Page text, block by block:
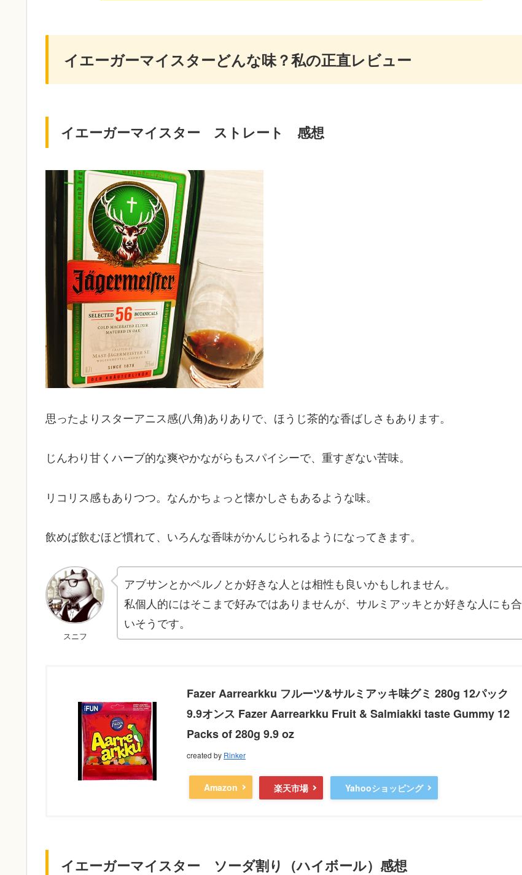
イエーガーマイスターどんな味？私の正直レビュー
イエーガーマイスター ストレート 感想
思ったよりスターアニス感(八角)ありありで、ほうじ茶的な香ばしさもあります。
じんわり甘くハーブ的な爽やかながらもスパイシーで、重すぎない苦味。
リコリス感もありつつ。なんかちょっと懐かしさもあるような味。
飲めば飲むほど慣れて、いろんな香味がかんじられるようになってきます。
スニフ
アブサンとかペルノとか好きな人とは相性も良いかもしれません。
私個人的にはそこまで好みではありませんが、サルミアッキとか好きな人にも合
いそうです。
Fazer Aarrearkku フルーツ&サルミアッキ味グミ 280g 12パック
9.9オンス Fazer Aarrearkku Fruit & Salmiakki taste Gummy 12
Packs of 280g 9.9 oz
created by Rinker
Amazon 楽天市場 Yahooショッピング
イエーガーマイスター ソーダ割り（ハイボール）感想